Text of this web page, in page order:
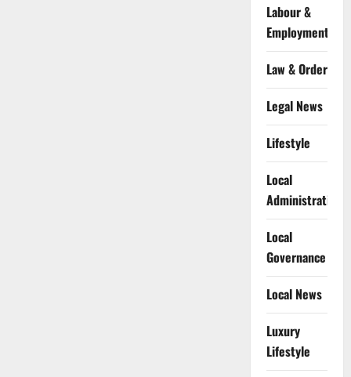
Labour &
Employment
Law & Order
Legal News
Lifestyle
Local
Administration
Local
Governance
Local News
Luxury
Lifestyle